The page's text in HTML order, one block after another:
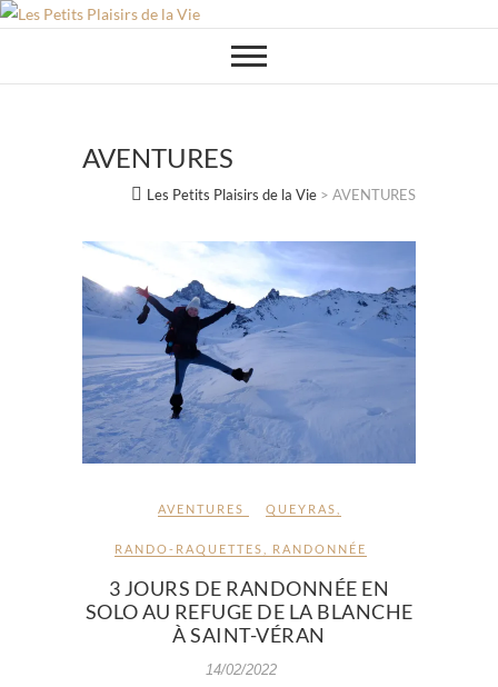
Skip
AVENTURES
Les Petits Plaisirs de la Vie > AVENTURES
AVENTURES QUEYRAS
RANDO-RAQUETTES RANDONNÉE
3 JOURS DE RANDONNÉE EN
SOLO AU REFUGE DE LA BLANCHE
À SAINT-VÉRAN
14/02/2022